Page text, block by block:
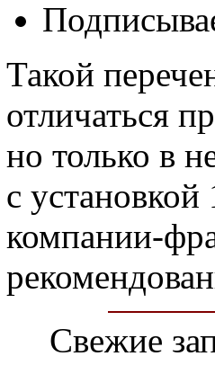
Такой
отличаться
но только в
с
компании-
Свежие